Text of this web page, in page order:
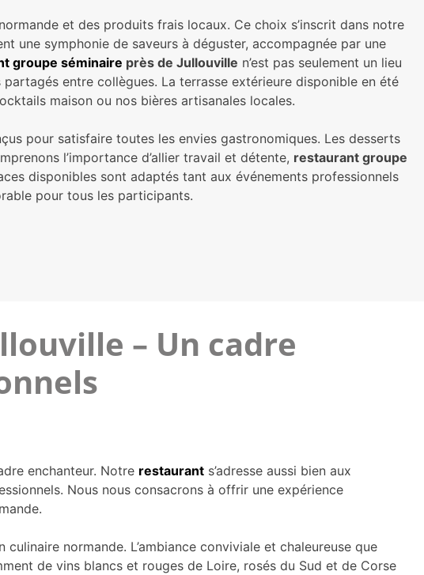
et des produits frais locaux. Ce choix s’inscrit dans notre
une symphonie de saveurs à déguster, accompagnée par une
groupe séminaire près de Jullouville n’est pas seulement un lieu
entre collègues. La terrasse extérieure disponible en été
maison ou nos bières artisanales locales.
pour satisfaire toutes les envies gastronomiques. Les desserts
l’importance d’allier travail et détente, restaurant groupe
disponibles sont adaptés tant aux événements professionnels
pour tous les participants.
– Un cadre
enchanteur. Notre restaurant s’adresse aussi bien aux
Nous nous consacrons à offrir une expérience
normande. L’ambiance conviviale et chaleureuse que
de vins blancs et rouges de Loire, rosés du Sud et de Corse